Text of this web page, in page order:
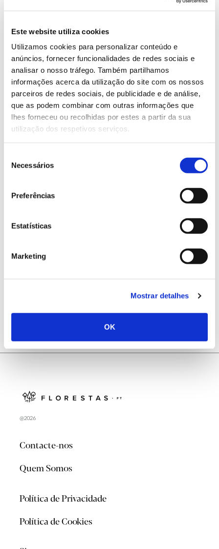
Este website utiliza cookies
Utilizamos cookies para personalizar conteúdo e
anúncios, fornecer funcionalidades de redes sociais e
analisar o nosso tráfego. Também partilhamos
informações acerca da utilização do site com os nossos
parceiros de redes sociais, de publicidade e de análise,
que as podem combinar com outras informações que
lhes forneceu ou recolhidas por estes a partir da sua
utilização dos respetivos serviços.
Necessários
Preferências
Estatísticas
Marketing
Mostrar detalhes
OK
ainda com um concurso de doçaria com castanha, às
Saiba mais
13.07.2026
Genoma do priolo e de outras espécies em risco:
conhecer para conservar
02.07.2026
cidadãos chamados a ajudar
Natureza e florestas procuram jovens voluntários
@2026
Contacte-nos
Quem Somos
Política de Privacidade
Política de Cookies